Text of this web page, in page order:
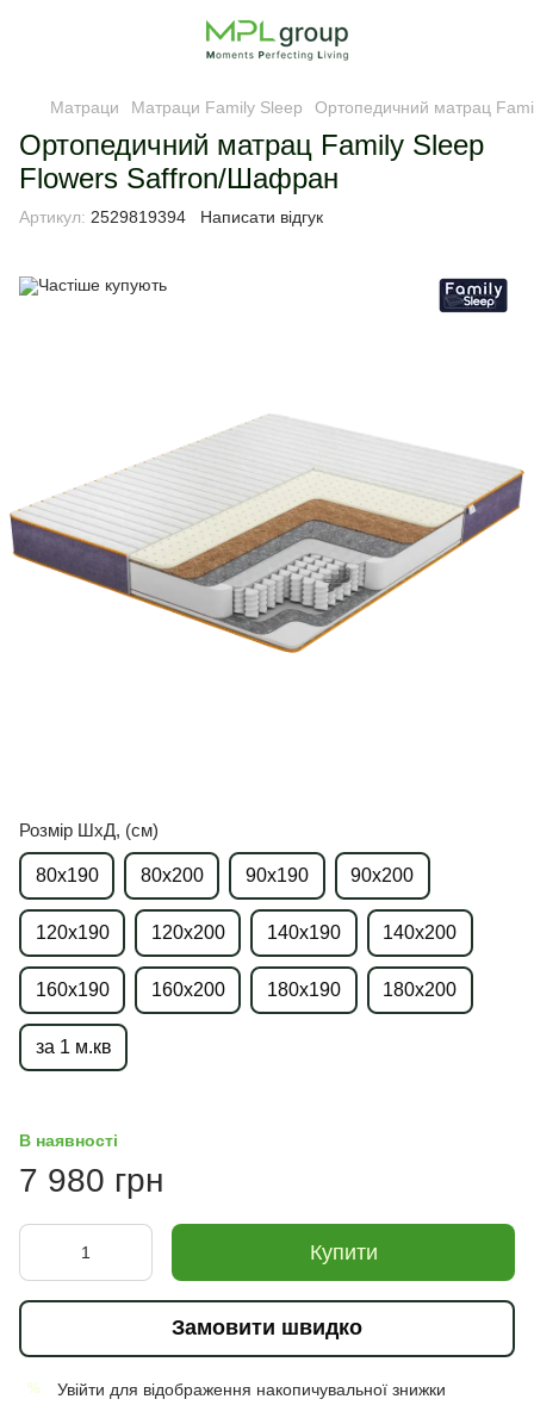
Матраци Матраци Family Sleep Ортопедичний матрац
Ортопедичний матрац Family Sleep
Flowers Saffron/Шафран
Артикул: 2529819394 Написати відгук
Розмір ШхД, (см)
80х190 80х200 90х190 90х200
120х190 120х200 140х190 140х200
160х190 160х200 180х190 180х200
за 1 м.кв
В наявності
7 980 грн
Купити
Замовити швидко
% Увійти для відображення накопичувальної знижки